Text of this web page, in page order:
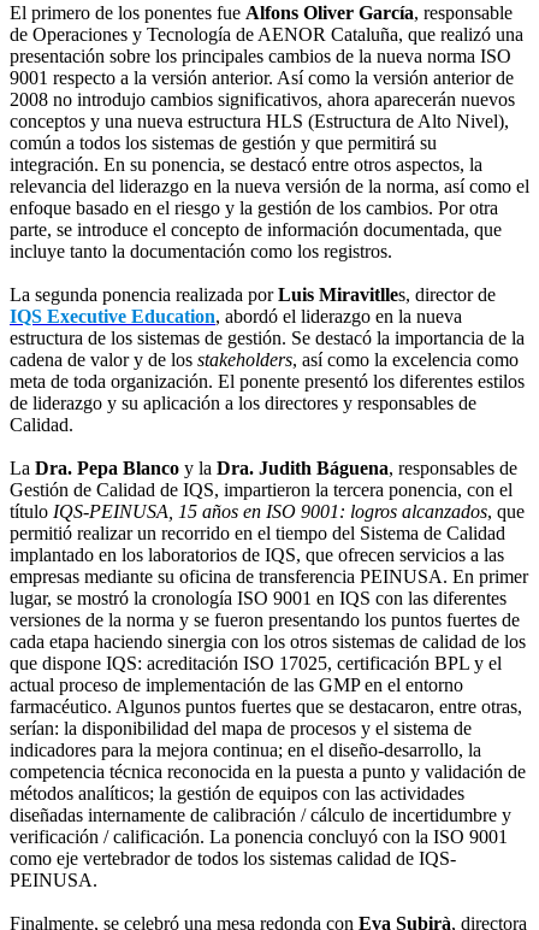
El primero de los ponentes fue Alfons Oliver García, responsable
de Operaciones y Tecnología de AENOR Cataluña, que realizó una
presentación sobre los principales cambios de la nueva norma ISO
9001 respecto a la versión anterior. Así como la versión anterior de
2008 no introdujo cambios significativos, ahora aparecerán nuevos
conceptos y una nueva estructura HLS (Estructura de Alto Nivel),
común a todos los sistemas de gestión y que permitirá su
integración. En su ponencia, se destacó entre otros aspectos, la
relevancia del liderazgo en la nueva versión de la norma, así como el
enfoque basado en el riesgo y la gestión de los cambios. Por otra
parte, se introduce el concepto de información documentada, que
incluye tanto la documentación como los registros.
La segunda ponencia realizada porLuis Miravitlles, director de
IQS Executive Education, abordó el liderazgo en la nueva
estructura de los sistemas de gestión. Se destacó la importancia de la
cadena de valor y de los stakeholders, así como la excelencia como
meta de toda organización. El ponente presentó los diferentes estilos
de liderazgo y su aplicación a los directores y responsables de
Calidad.
La Dra. Pepa Blanco y la Dra. Judith Báguena, responsables de
Gestión de Calidad de IQS, impartieron la tercera ponencia, con el
título IQS-PEINUSA, 15 años en ISO 9001: logros alcanzados, que
permitió realizar un recorrido en el tiempo del Sistema de Calidad
implantado en los laboratorios de IQS, que ofrecen servicios a las
empresas mediante su oficina de transferencia PEINUSA. En primer
lugar, se mostró la cronología ISO 9001 en IQS con las diferentes
versiones de la norma y se fueron presentando los puntos fuertes de
cada etapa haciendo sinergia con los otros sistemas de calidad de los
que dispone IQS: acreditación ISO 17025, certificación BPL y el
actual proceso de implementación de las GMP en el entorno
farmacéutico. Algunos puntos fuertes que se destacaron, entre otras,
serían: la disponibilidad del mapa de procesos y el sistema de
indicadores para la mejora continua; en el diseño-desarrollo, la
competencia técnica reconocida en la puesta a punto y validación de
métodos analíticos; la gestión de equipos con las actividades
diseñadas internamente de calibración / cálculo de incertidumbre y
verificación / calificación. La ponencia concluyó con la ISO 9001
como eje vertebrador de todos los sistemas calidad de IQS-
PEINUSA.
Finalmente, se celebró una mesa redonda con Eva Subirà, directora